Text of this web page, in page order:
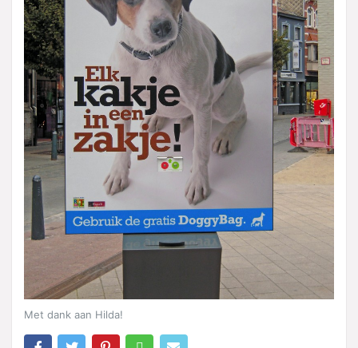
Met dank aan Hilda!